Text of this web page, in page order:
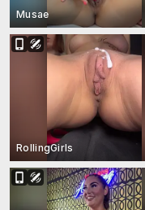
Musae
RollingGirls